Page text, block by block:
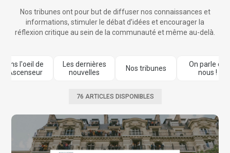
Nos tribunes ont pour but de diffuser nos connaissances et
informations, stimuler le débat d’idées et encourager la
réflexion critique au sein de la communauté et même au-delà.
Dans l'oeil de
L'Ascenseur
Les dernières
nouvelles
Nos tribunes
On parle de
nous !
76 ARTICLES DISPONIBLES